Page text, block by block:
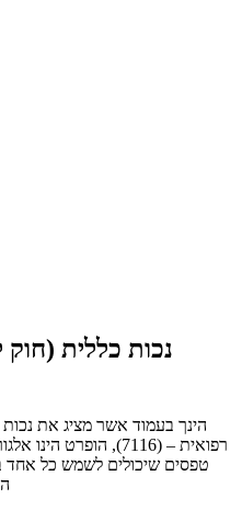
נכות כללית (חוק
הינך בעמוד אשר מציג את נכות
רפואית – (7116),
טפסים שיכולים לשמש כל אחד